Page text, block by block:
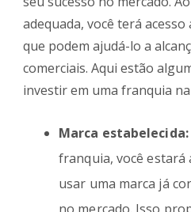
adequada, você terá
que podem ajudá-lo a
comerciais. Aqui estão
investir em uma franquia
Marca estabelecida:
franquia, você
usar uma marca já
no mercado. Isso